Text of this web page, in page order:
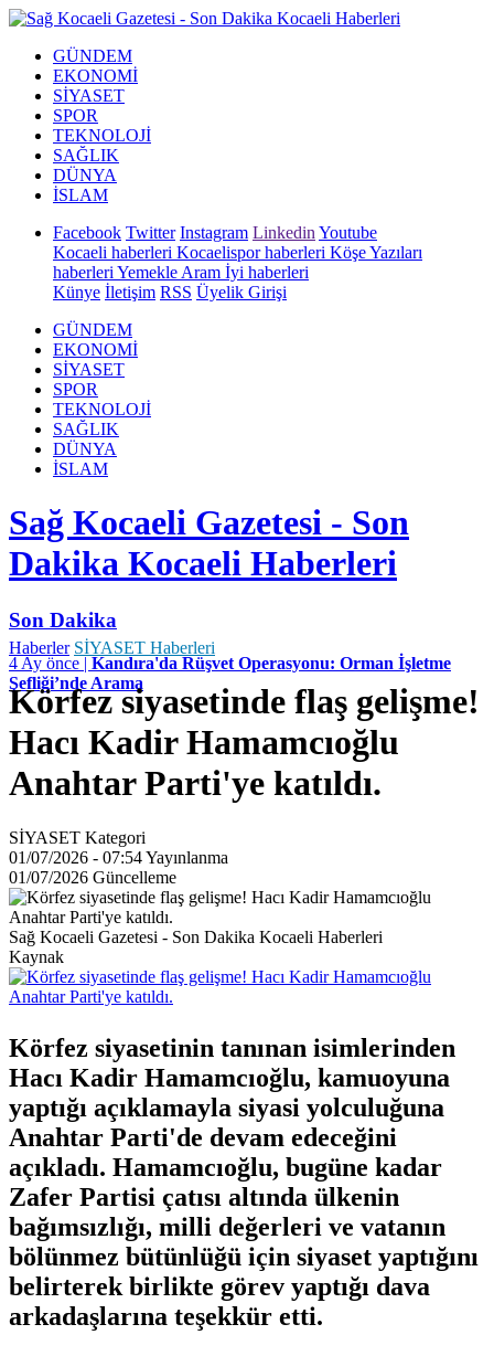
GÜNDEM
EKONOMİ
SİYASET
SPOR
TEKNOLOJİ
SAĞLIK
DÜNYA
İSLAM
Facebook Twitter Instagram Linkedin Youtube
Kocaeli haberleri Kocaelispor haberleri Köşe Yazıları
haberleri Yemekle Aram İyi haberleri
Künye İletişim RSS Üyelik Girişi
GÜNDEM
EKONOMİ
SİYASET
SPOR
TEKNOLOJİ
SAĞLIK
DÜNYA
İSLAM
Sağ Kocaeli Gazetesi - Son
Dakika Kocaeli Haberleri
Son Dakika
4 Ay önce | Kandıra'da Rüşvet Operasyonu: Orman İşletme
Şefliği’nde Arama
Haberler SİYASET Haberleri
Körfez siyasetinde flaş gelişme!
Hacı Kadir Hamamcıoğlu
Anahtar Parti'ye katıldı.
SİYASET Kategori
01/07/2026 - 07:54Yayınlanma
01/07/2026 Güncelleme
Sağ Kocaeli Gazetesi - Son Dakika Kocaeli Haberleri
Kaynak
Körfez siyasetinin tanınan isimlerinden
Hacı Kadir Hamamcıoğlu, kamuoyuna
yaptığı açıklamayla siyasi yolculuğuna
Anahtar Parti'de devam edeceğini
açıkladı. Hamamcıoğlu, bugüne kadar
Zafer Partisi çatısı altında ülkenin
bağımsızlığı, milli değerleri ve vatanın
bölünmez bütünlüğü için siyaset yaptığını
belirterek birlikte görev yaptığı dava
arkadaşlarına teşekkür etti.